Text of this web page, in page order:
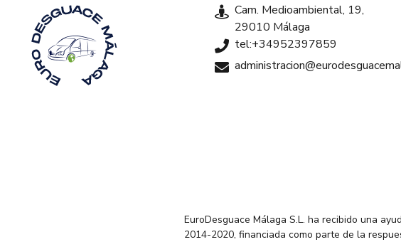
Cam. Medioambiental, 19,
29010 Málaga
tel:+34952397859
EuroDesguace Málaga S.L. ha recibido una
2014-2020, financiada como parte de la